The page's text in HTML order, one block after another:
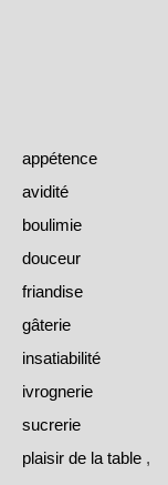
appétence
avidité
boulimie
douceur
friandise
gâterie
insatiabilité
ivrognerie
sucrerie
plaisir de la table ,